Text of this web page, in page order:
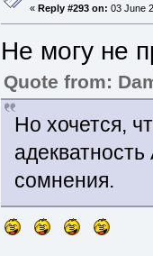
«Reply #293 on: 03 June
Не могу не
Quote from:
Но хочется,
сомнения.